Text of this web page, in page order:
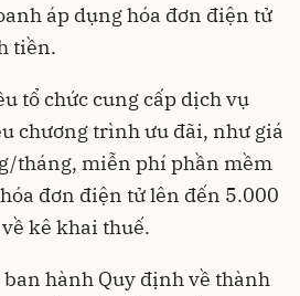
áp dụng hóa đơn điện tử
tiền.
tổ chức cung cấp dịch vụ
chương trình ưu đãi, như giá
tháng, miễn phí phần mềm
đơn điện tử lên đến 5.000
kê khai thuế.
ban hành Quy định về thành